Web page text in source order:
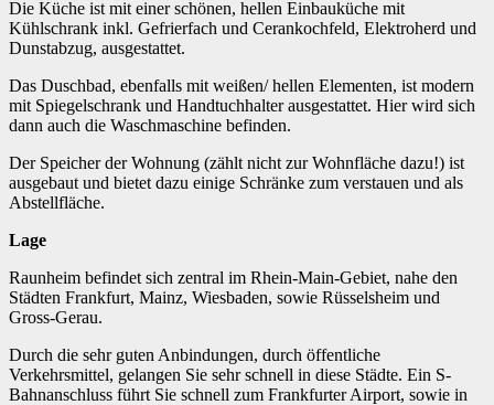
Die Küche ist mit einer schönen, hellen Einbauküche mit
Kühlschrank inkl. Gefrierfach und Cerankochfeld, Elektroherd und
Dunstabzug, ausgestattet.
Das Duschbad, ebenfalls mit weißen/ hellen Elementen, ist modern
mit Spiegelschrank und Handtuchhalter ausgestattet. Hier wird sich
dann auch die Waschmaschine befinden.
Der Speicher der Wohnung (zählt nicht zur Wohnfläche dazu!) ist
ausgebaut und bietet dazu einige Schränke zum verstauen und als
Abstellfläche.
Lage
Raunheim befindet sich zentral im Rhein-Main-Gebiet, nahe den
Städten Frankfurt, Mainz, Wiesbaden, sowie Rüsselsheim und
Gross-Gerau.
Durch die sehr guten Anbindungen, durch öffentliche
Verkehrsmittel, gelangen Sie sehr schnell in diese Städte. Ein S-
Bahnanschluss führt Sie schnell zum Frankfurter Airport, sowie in